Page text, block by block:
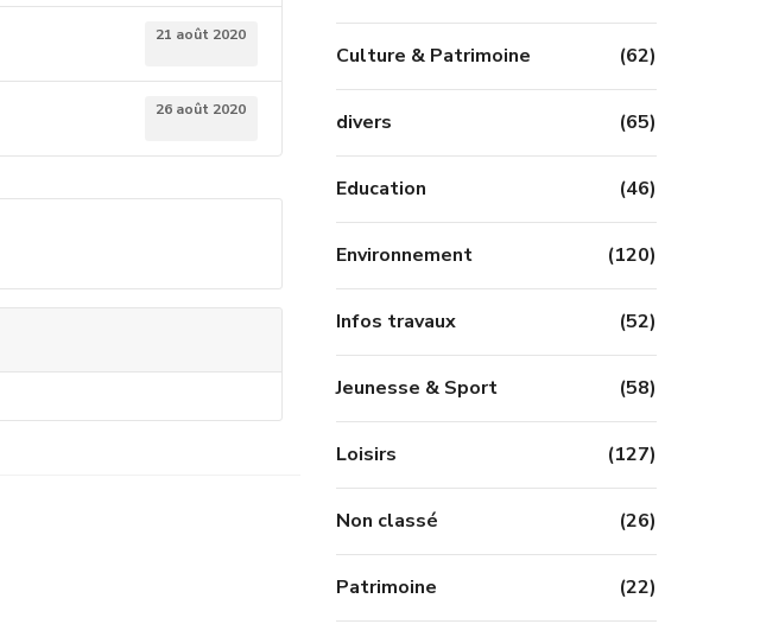
21 août 2020
26 août 2020
Culture & Patrimoine (62)
divers (65)
Education (46)
Environnement (120)
Infos travaux (52)
Jeunesse & Sport (58)
Loisirs (127)
Non classé (26)
Patrimoine (22)